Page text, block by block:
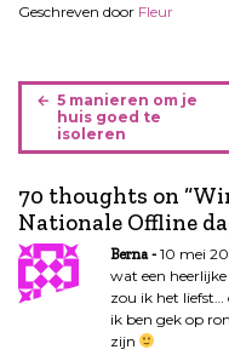
Geschreven door Fleur
B
r
c
h
t
n
a
5 manieren om je
huis goed te
isoleren
70 thoughts on “
Nationale Offline
Berna
10 mei
wat een
zou ik het liefst…
ik ben gek op
zijn